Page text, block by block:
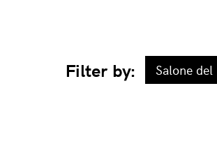
Filter by: Salone